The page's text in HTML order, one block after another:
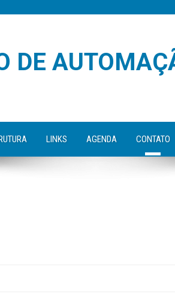
DE
LINKS AGENDA CONTATO